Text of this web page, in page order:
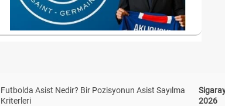
Futbolda Asist Nedir? Bir Pozisyonun Asist Sayılma
Kriterleri
2026